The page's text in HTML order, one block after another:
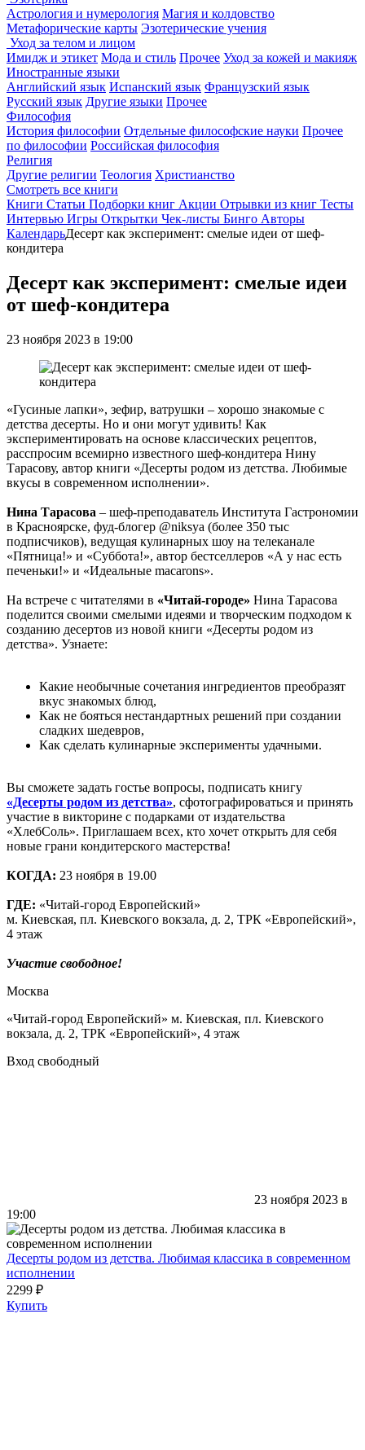
Астрология и нумерология Магия и колдовство
Метафорические карты Эзотерические учения
Уход за телом и лицом
Имидж и этикет Мода и стиль Прочее Уход за кожей и макияж
Иностранные языки
Английский язык Испанский язык Французский язык
Русский язык Другие языки Прочее
Философия
История философии Отдельные философские науки Прочее
по философии Российская философия
Религия
Другие религии Теология Христианство
Смотреть все книги
Книги Статьи Подборки книг Акции Отрывки из книг Тесты
Интервью Игры Открытки Чек-листы Бинго Авторы
КалендарьДесерт как эксперимент: смелые идеи от шеф-
кондитера
Десерт как эксперимент: смелые идеи
от шеф-кондитера
23 ноября 2023 в 19:00
«Гусиные лапки», зефир, ватрушки – хорошо знакомые с
детства десерты. Но и они могут удивить! Как
экспериментировать на основе классических рецептов,
расспросим всемирно известного шеф-кондитера Нину
Тарасову, автор книги «Десерты родом из детства. Любимые
вкусы в современном исполнении».
Нина Тарасова – шеф-преподаватель Института Гастрономии
в Красноярске, фуд-блогер @niksya (более 350 тыс
подписчиков), ведущая кулинарных шоу на телеканале
«Пятница!» и «Суббота!», автор бестселлеров «А у нас есть
печеньки!» и «Идеальные macarons».
На встрече с читателями в «Читай-городе» Нина Тарасова
поделится своими смелыми идеями и творческим подходом к
созданию десертов из новой книги «Десерты родом из
детства». Узнаете:
Какие необычные сочетания ингредиентов преобразят
вкус знакомых блюд,
Как не бояться нестандартных решений при создании
сладких шедевров,
Как сделать кулинарные эксперименты удачными.
Вы сможете задать гостье вопросы, подписать книгу
«Десерты родом из детства», сфотографироваться и принять
участие в викторине с подарками от издательства
«ХлебСоль». Приглашаем всех, кто хочет открыть для себя
новые грани кондитерского мастерства!
КОГДА: 23 ноября в 19.00
ГДЕ: «Читай-город Европейский»
м. Киевская, пл. Киевского вокзала, д. 2, ТРК «Европейский»,
4 этаж
Участие свободное!
Москва
«Читай-город Европейский» м. Киевская, пл. Киевского
вокзала, д. 2, ТРК «Европейский», 4 этаж
Вход свободный
23 ноября 2023 в
19:00
Десерты родом из детства. Любимая классика в современном
исполнении
2299 ₽
Купить